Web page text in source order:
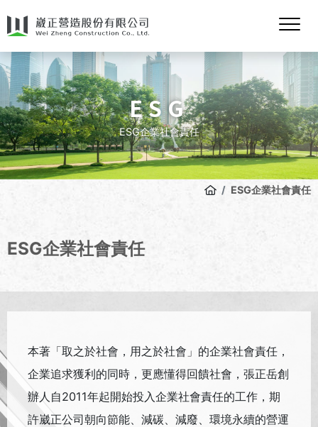
ESG
ESG企業社會責任
ESG企業社會責任
ESG企業社會責任
本著「取之於社會，用之於社會」的企業社會責任，
企業追求獲利的同時，更應懂得回饋社會，張正岳創
辦人自2011年起開始投入企業社會責任的工作，期
許崴正公司朝向節能、減碳、減廢、環境永續的營運